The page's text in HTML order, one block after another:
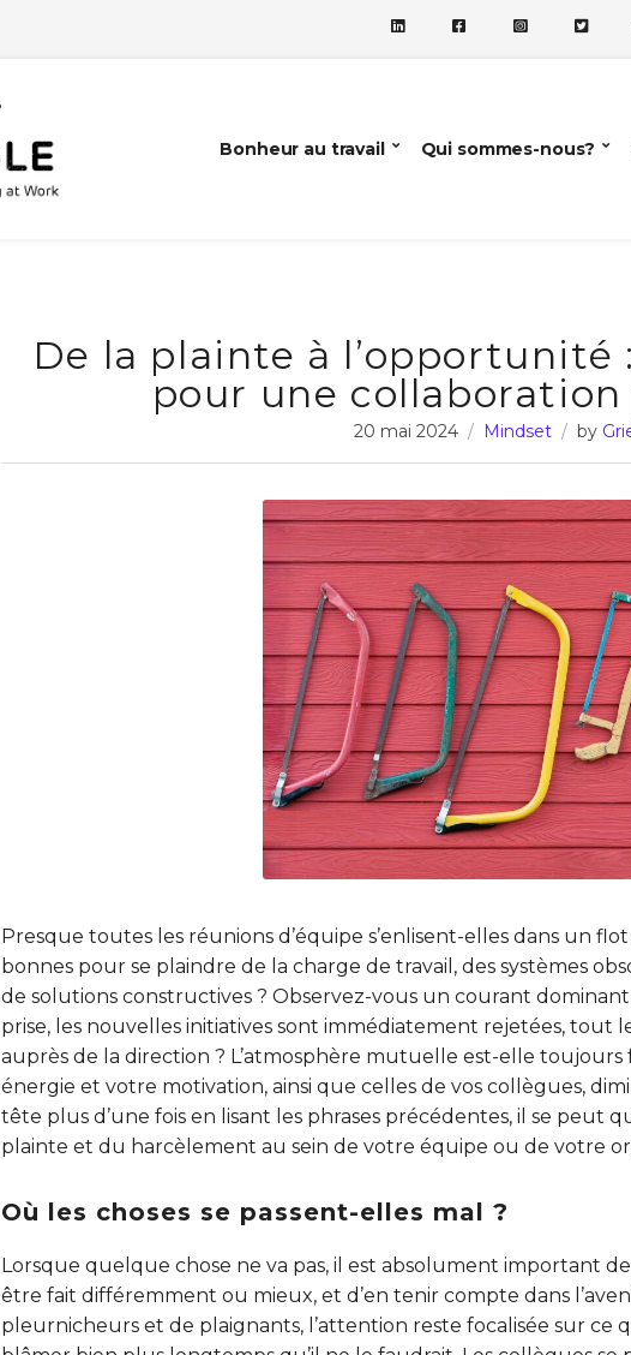
Bonheur au travail Qui sommes-nous?
De la plainte à
pour une
20 mai 2024 Mindset by
Presque toutes les réunions d’équipe s’enlisent-elles dans un
bonnes pour se plaindre de la charge de travail, des systèmes
de solutions constructives ? Observez-vous un courant
prise, les nouvelles initiatives sont immédiatement rejetées, tout
auprès de la direction ? L’atmosphère mutuelle est-elle
énergie et votre motivation, ainsi que celles de vos collègues,
tête plus d’une fois en lisant les phrases précédentes, il se peut
plainte et du harcèlement au sein de votre équipe ou de votre
Où les choses se passent-elles mal ?
Lorsque quelque chose ne va pas, il est absolument important
être fait différemment ou mieux, et d’en tenir compte dans
pleurnicheurs et de plaignants, l’attention reste focalisée sur ce